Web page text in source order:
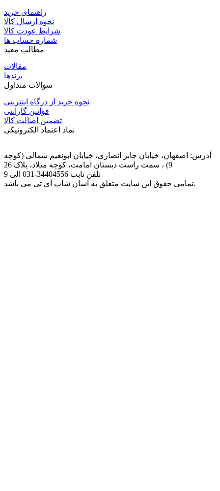
راهنمای خرید
نحوه ارسال کالا
شرایط عودت کالا
شماره حساب ها
مطالب مفید
مقالات
برندها
سوالات متداول
نحوه خرید از درگاه اینترنتی
قوانین گارانتی
تضمین اصالت کالا
نماد اعتماد الکترونیکی
آدرس: اصفهان، خیابان جابر انصاری، خیابان ابونعیم شمالی (کوچه
9) ، سمت راست دبستان امامت، کوچه میلاد، پلاک 26
تلفن ثابت 031-34404556 الی 9
تمامی حقوق این سایت متعلق به آسان شاپ آی تی می باشد.